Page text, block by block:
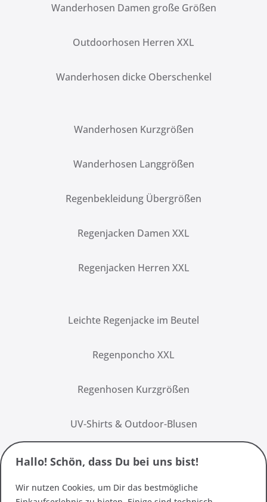
Wanderhosen Damen große Größen
Outdoorhosen Herren XXL
Wanderhosen dicke Oberschenkel
Wanderhosen Kurzgrößen
Wanderhosen Langgrößen
Regenbekleidung Übergrößen
Regenjacken Damen XXL
Regenjacken Herren XXL
Leichte Regenjacke im Beutel
Regenponcho XXL
Regenhosen Kurzgrößen
UV-Shirts & Outdoor-Blusen
Hallo! Schön, dass Du bei uns bist!
Wir nutzen Cookies, um Dir das bestmögliche